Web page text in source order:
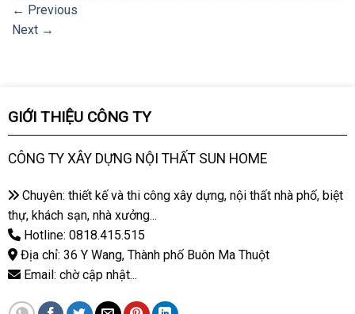
← Previous
Next →
GIỚI THIỆU CÔNG TY
CÔNG TY XÂY DỰNG NỘI THẤT SUN HOME
Chuyên: thiết kế và thi công xây dựng, nội thất nhà phố, biệt
thự, khách sạn, nhà xưởng...
Hotline: 0818.415.515
Địa chỉ: 36 Y Wang, Thành phố Buôn Ma Thuột
Email: chờ cập nhật...